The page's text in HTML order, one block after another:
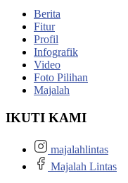
Berita
Fitur
Profil
Infografik
Video
Foto Pilihan
Majalah
IKUTI KAMI
majalahlintas
Majalah Lintas